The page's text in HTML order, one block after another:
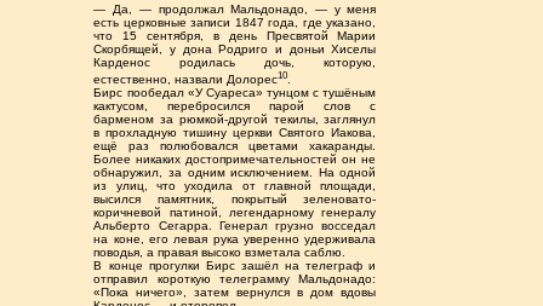
— Да, — продолжал Мальдонадо, — у меня
есть церковные записи 1847 года, где указано,
что 15 сентября, в день Пресвятой Марии
Скорбящей, у дона Родриго и доньи Хиселы
Карденос родилась дочь, которую,
естественно, назвали Долорес10.
Бирс пообедал «У Суареса» тунцом с тушёным
кактусом, перебросился парой слов с
барменом за рюмкой-другой текилы, заглянул
в прохладную тишину церкви Святого Иакова,
ещё раз полюбовался цветами хакаранды.
Более никаких достопримечательностей он не
обнаружил, за одним исключением. На одной
из улиц, что уходила от главной площади,
высился памятник, покрытый зеленовато-
коричневой патиной, легендарному генералу
Альберто Сегарра. Генерал грузно восседал
на коне, его левая рука уверенно удерживала
поводья, а правая высоко взметала саблю.
В конце прогулки Бирс зашёл на телеграф и
отправил короткую телеграмму Мальдонадо:
«Пока ничего», затем вернулся в дом вдовы